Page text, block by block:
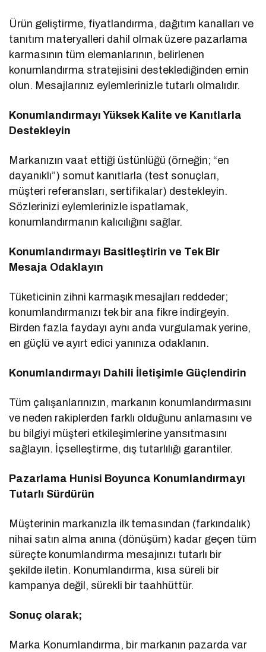
Ürün geliştirme, fiyatlandırma, dağıtım kanalları ve
tanıtım materyalleri dahil olmak üzere pazarlama
karmasının tüm elemanlarının, belirlenen
konumlandırma stratejisini desteklediğinden emin
olun. Mesajlarınız eylemlerinizle tutarlı olmalıdır.
Konumlandırmayı Yüksek Kalite ve Kanıtlarla
Destekleyin
Markanızın vaat ettiği üstünlüğü (örneğin; “en
dayanıklı”) somut kanıtlarla (test sonuçları,
müşteri referansları, sertifikalar) destekleyin.
Sözlerinizi eylemlerinizle ispatlamak,
konumlandırmanın kalıcılığını sağlar.
Konumlandırmayı Basitleştirin ve Tek Bir
Mesaja Odaklayın
Tüketicinin zihni karmaşık mesajları reddeder;
konumlandırmanızı tek bir ana fikre indirgeyin.
Birden fazla faydayı aynı anda vurgulamak yerine,
en güçlü ve ayırt edici yanınıza odaklanın.
Konumlandırmayı Dahili İletişimle Güçlendirin
Tüm çalışanlarınızın, markanın konumlandırmasını
ve neden rakiplerden farklı olduğunu anlamasını ve
bu bilgiyi müşteri etkileşimlerine yansıtmasını
sağlayın. İçselleştirme, dış tutarlılığı garantiler.
Pazarlama Hunisi Boyunca Konumlandırmayı
Tutarlı Sürdürün
Müşterinin markanızla ilk temasından (farkındalık)
nihai satın alma anına (dönüşüm) kadar geçen tüm
süreçte konumlandırma mesajınızı tutarlı bir
şekilde iletin. Konumlandırma, kısa süreli bir
kampanya değil, sürekli bir taahhüttür.
Sonuç olarak;
Marka Konumlandırma, bir markanın pazarda var